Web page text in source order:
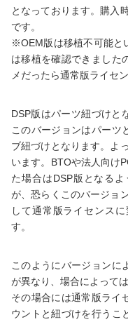
となっております。購入
です。
※OEM版は移植不可能と
は移植を確認できました
メだったら通常版ライセ
DSP版はパーツ紐づけと
このバージョンはパーツ
ブ紐づけとなります。よ
います。BTOや法人向け
た場合はDSP版となる
が、恐らくこのバージョ
して通常版ライセンス
す。
このようにバージョンに
が異なり、場合によって
その場合には通常版ライ
ウントと紐づけを行うこ